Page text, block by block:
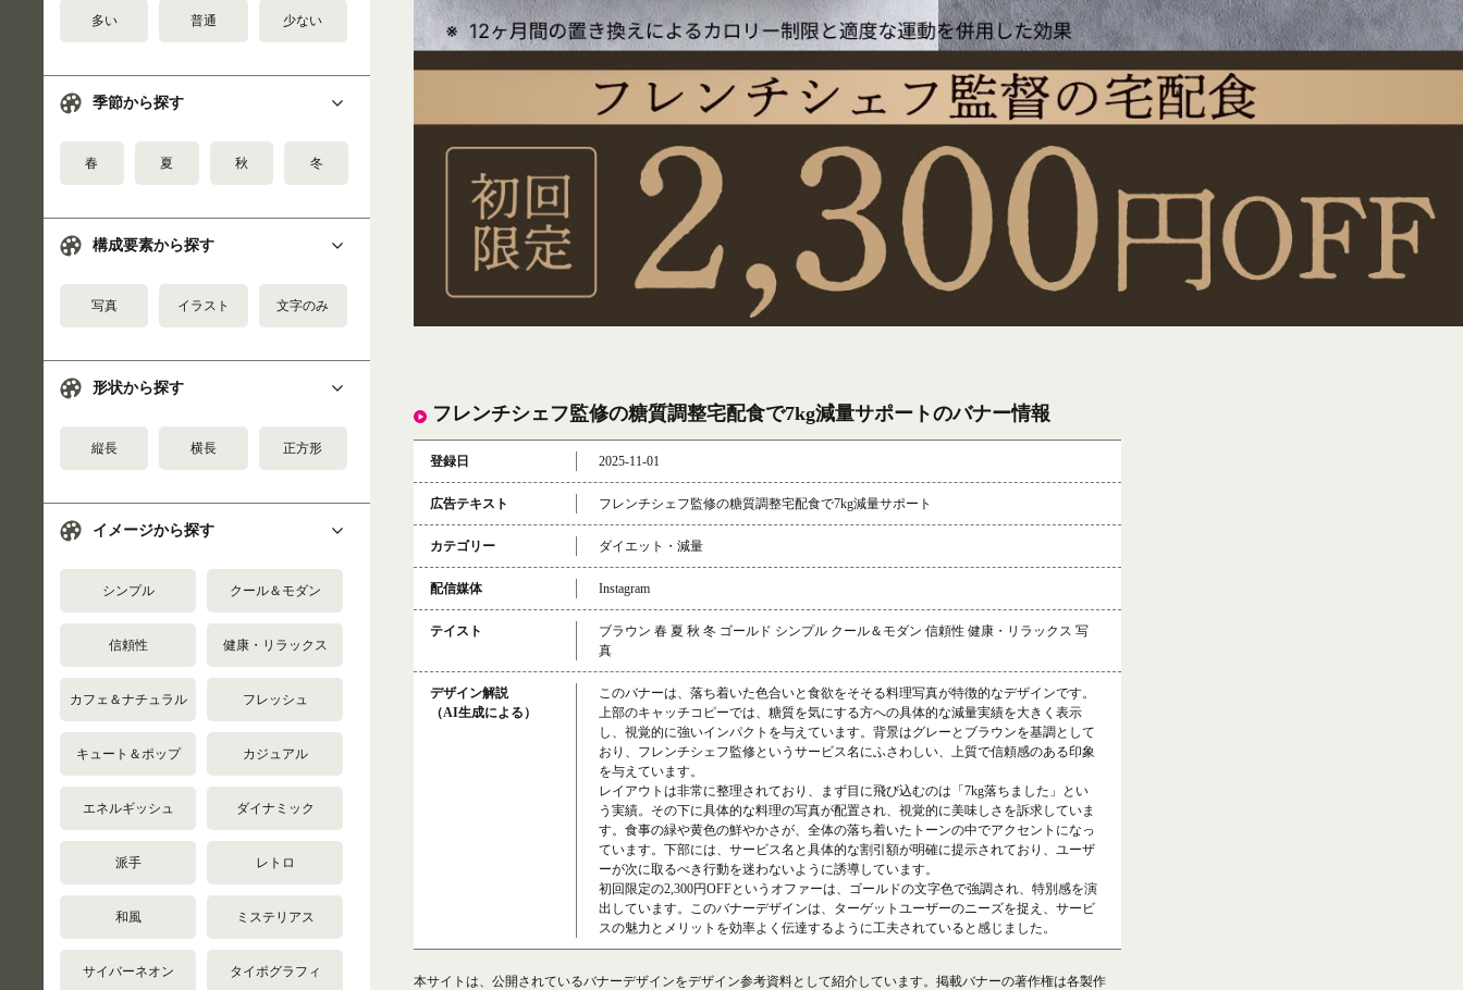
多い 普通 少ない
季節から探す
春 夏 秋 冬
構成要素から探す
写真 イラスト 文字のみ
形状から探す
縦長 横長 正方形
イメージから探す
シンプル クール＆モダン
信頼性 健康・リラックス
カフェ＆ナチュラル フレッシュ
キュート＆ポップ カジュアル
エネルギッシュ ダイナミック
派手 レトロ
和風 ミステリアス
サイバーネオン タイポグラフィ
フレンチシェフ監修の糖質調整宅配食で7kg減量サポートのバナー情報
登録日 2025-11-01
広告テキスト フレンチシェフ監修の糖質調整宅配食で7kg減量サポート
カテゴリー ダイエット・減量
配信媒体 Instagram
テイスト
ブラウン 春 夏 秋 冬 ゴールド シンプル クール＆モダン 信頼性 健康・リラックス 写
真
デザイン解説
（AI生成による）
このバナーは、落ち着いた色合いと食欲をそそる料理写真が特徴的なデザインです。
上部のキャッチコピーでは、糖質を気にする方への具体的な減量実績を大きく表示
し、視覚的に強いインパクトを与えています。背景はグレーとブラウンを基調として
おり、フレンチシェフ監修というサービス名にふさわしい、上質で信頼感のある印象
を与えています。
レイアウトは非常に整理されており、まず目に飛び込むのは「7kg落ちました」とい
う実績。その下に具体的な料理の写真が配置され、視覚的に美味しさを訴求していま
す。食事の緑や黄色の鮮やかさが、全体の落ち着いたトーンの中でアクセントになっ
ています。下部には、サービス名と具体的な割引額が明確に提示されており、ユーザ
ーが次に取るべき行動を迷わないように誘導しています。
初回限定の2,300円OFFというオファーは、ゴールドの文字色で強調され、特別感を演
出しています。このバナーデザインは、ターゲットユーザーのニーズを捉え、サービ
スの魅力とメリットを効率よく伝達するように工夫されていると感じました。
本サイトは、公開されているバナーデザインをデザイン参考資料として紹介しています。掲載バナーの著作権は各製作